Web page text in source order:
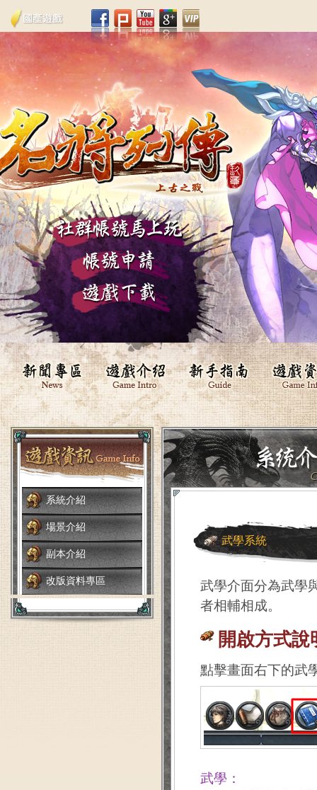
武學系統
武學介面分為武學
者相輔相成。
開啟方式說
點擊畫面右下的武
武學：
系統介紹
場景介紹
副本介紹
改版資料專區